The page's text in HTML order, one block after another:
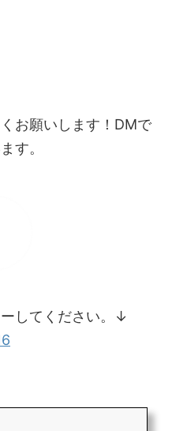
お願いします！DMで
す。
してください。↓